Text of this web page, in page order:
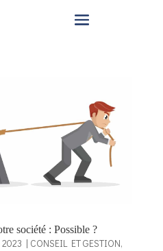
société : Possible ?
2023 | CONSEIL ET GESTION,